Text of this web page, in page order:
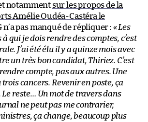
notamment sur les propos de la
Amélie Oudéa-Castéra le
n’a pas manqué de répliquer : « Les
qui je dois rendre des comptes, c’est
J’ai été élu il y a quinze mois avec
un très bon candidat, Thiriez. C’est
compte, pas aux autres. Une
trois cancers. Revenir en poste, ça
Le reste… Un mot de travers dans
ne peut pas me contrarier,
ça change, beaucoup plus